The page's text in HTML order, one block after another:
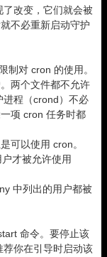
改变，它们就会被
不必重新启动守护
制对 cron 的使用。
两个文件都不允许
进程（crond）不必
项 cron 任务时都
可以使用 cron。
才被允许使用
中列出的用户都被
命令。要停止该
你在引导时启动该